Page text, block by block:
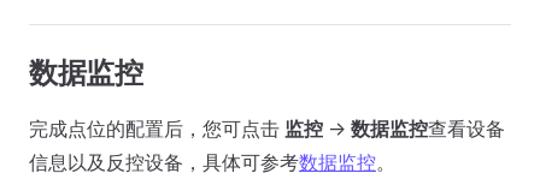
数据监控
完成点位的配置后，您可点击 监控 -> 数据监控查看设备
信息以及反控设备，具体可参考数据监控。